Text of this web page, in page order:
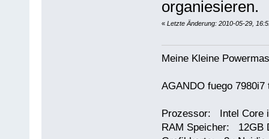
organiesieren.
« Letzte Änderung: 2010-05-29,
Meine Kleine
AGANDO fuego 7980i7
Prozessor: Intel Core
RAM Speicher: 12GB